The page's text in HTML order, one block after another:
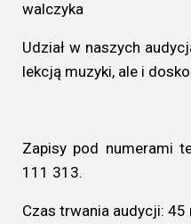
walczyka
Udział w naszych
lekcją muzyki, ale i
Zapisy pod numerami
111 313.
Czas trwania audycji: 45